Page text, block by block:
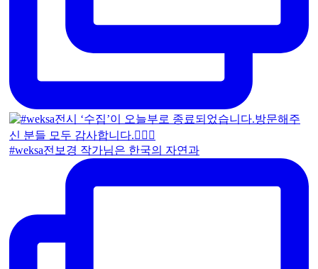
#weksa전보경 작가님은 한국의 자연과